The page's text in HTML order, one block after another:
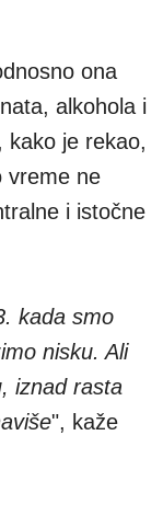
ona
alkohola i
kako je rekao,
vreme ne
i istočne
kada smo
nisku. Ali
iznad rasta
", kaže